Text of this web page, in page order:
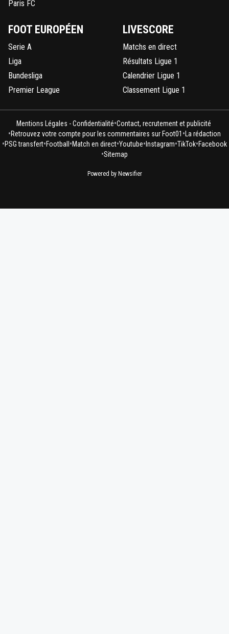
Paris FC
FOOT EUROPÉEN
Serie A
Liga
Bundesliga
Premier League
LIVESCORE
Matchs en direct
Résultats Ligue 1
Calendrier Ligue 1
Classement Ligue 1
Mentions Légales - Confidentialité•Contact, recrutement et publicité
•Retrouvez votre compte pour les commentaires sur Foot01 •La rédaction
•PSG transfert•Football•Match en direct•Youtube•Instagram•TikTok•Facebook
•Sitemap
Powered by Newsifier